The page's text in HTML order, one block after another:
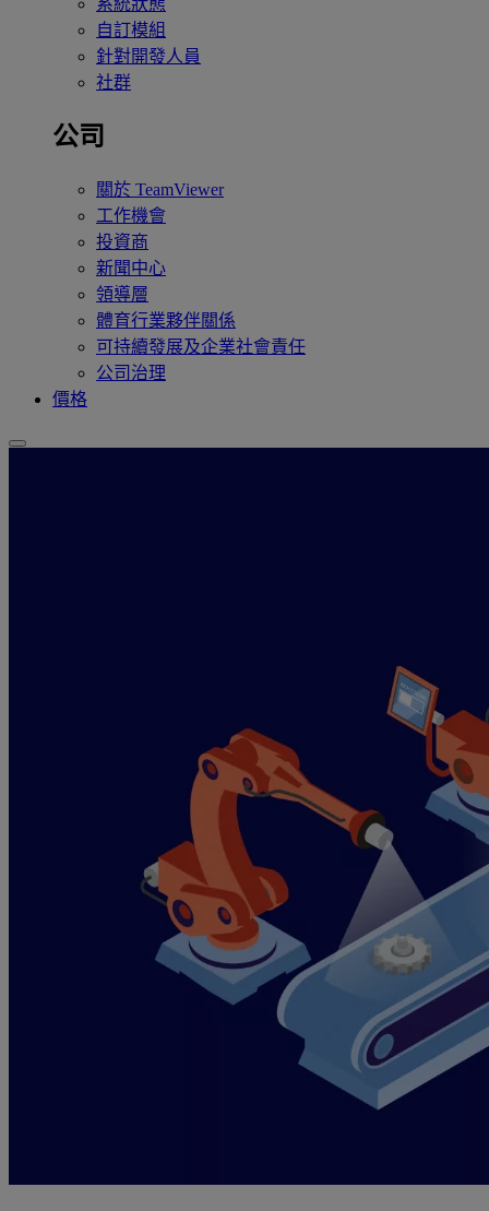
自訂模組
針對開發人員
社群
公司
關於 TeamViewer
工作機會
投資商
新聞中心
領導層
體育行業夥伴關係
可持續發展及企業社會責任
公司治理
價格